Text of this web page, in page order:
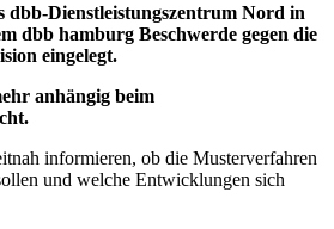
dbb-Dienstleistungszentrum Nord in
dbb hamburg Beschwerde gegen die
eingelegt.
anhängig beim
informieren, ob die Musterverfahren
und welche Entwicklungen sich